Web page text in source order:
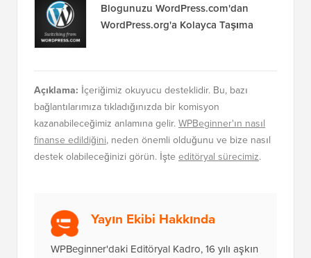
Blogunuzu WordPress.com'dan
WordPress.org'a Kolayca Taşıma
Açıklama: İçeriğimiz okuyucu desteklidir. Bu, bazı
bağlantılarımıza tıkladığınızda bir komisyon
kazanabileceğimiz anlamına gelir.WPBeginner'ın nasıl
finanse edildiğini, neden önemli olduğunu ve bize nasıl
destek olabileceğinizi görün. İşte editöryal sürecimiz.
Yayın Ekibi Hakkında
WPBeginner'daki Editöryal Kadro, 16 yılı aşkın